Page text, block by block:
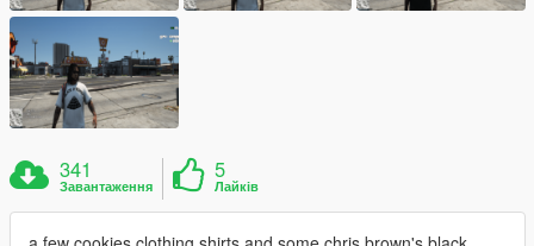
341
Завантаження
5
Лайків